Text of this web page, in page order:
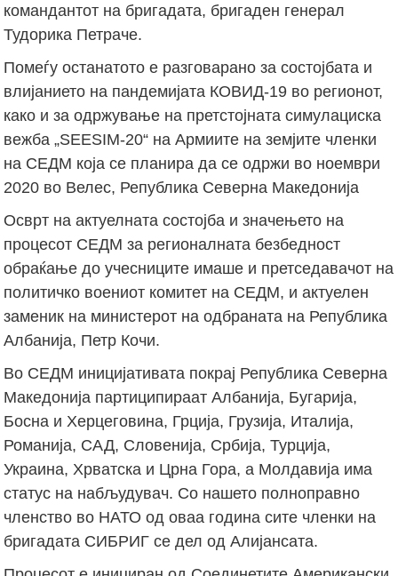
командантот на бригадата, бригаден генерал
Тудорика Петраче.
Помеѓу останатото е разговарано за состојбата и
влијанието на пандемијата КОВИД-19 во регионот,
како и за одржување на претстојната симулациска
вежба „SEESIM-20“ на Армиите на земјите членки
на СЕДМ која се планира да се одржи во ноември
2020 во Велес, Република Северна Македонија
Осврт на актуелната состојба и значењето на
процесот СЕДМ за регионалната безбедност
обраќање до учесниците имаше и претседавачот на
политичко воениот комитет на СЕДМ, и актуелен
заменик на министерот на одбраната на Република
Албанија, Петр Кочи.
Во СЕДМ иницијативата покрај Република Северна
Македонија партиципираат Албанија, Бугарија,
Босна и Херцеговина, Грција, Грузија, Италија,
Романија, САД, Словенија, Србија, Турција,
Украина, Хрватска и Црна Гора, а Молдавија има
статус на набљудувач. Со нашето полноправно
членство во НАТО од оваа година сите членки на
бригадата СИБРИГ се дел од Алијансата.